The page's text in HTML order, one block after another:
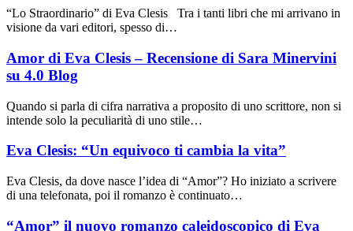
“Lo Straordinario” di Eva Clesis Tra i tanti libri che mi arrivano in
visione da vari editori, spesso di…
Amor di Eva Clesis – Recensione di Sara Minervini
su 4.0 Blog
Quando si parla di cifra narrativa a proposito di uno scrittore, non si
intende solo la peculiarità di uno stile…
Eva Clesis: “Un equivoco ti cambia la vita”
Eva Clesis, da dove nasce l’idea di “Amor”? Ho iniziato a scrivere
di una telefonata, poi il romanzo è continuato…
“Amor” il nuovo romanzo caleidoscopico di Eva